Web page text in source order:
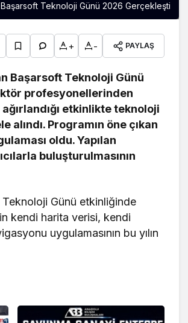
Başarsoft Teknoloji Günü 2026 Gerçekleşti
+ - PAYLAŞ
Başarsoft Teknoloji Günü
profesyonellerinden
etkinlikte teknoloji
Programın öne çıkan
oldu. Yapılan
buluşturulmasının
Günü etkinliğinde
kendi harita verisi, kendi
uygulamasının bu yılın